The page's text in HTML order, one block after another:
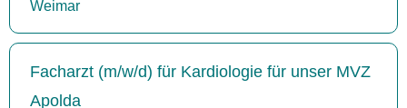
Weimar
Facharzt (m/w/d) für Kardiologie für unser MVZ
Apolda